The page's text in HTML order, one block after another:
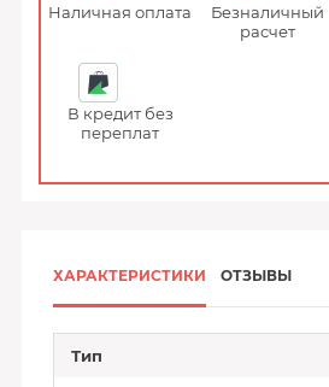
Наличная оплата
Безналичный
расчет
В кредит без
переплат
ХАРАКТЕРИСТИКИ ОТЗЫВЫ
Тип